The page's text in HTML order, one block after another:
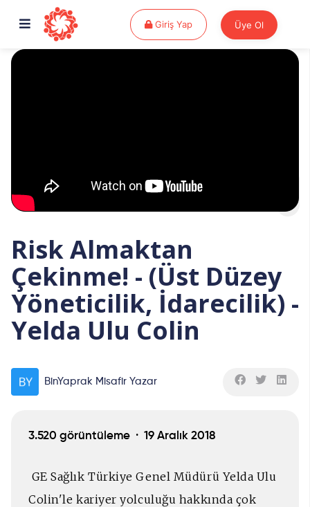
Giriş YapGiriş Yap Üye Ol
Risk Almaktan
Çekinme! - (Üst Düzey
Yöneticilik, İdarecilik) -
Yelda Ulu Colin
BinYaprak Misafir Yazar
3.520 görüntüleme · 19 Aralık 2018
GE Sağlık Türkiye Genel Müdürü Yelda Ulu
Colin'le kariyer yolculuğu hakkında çok